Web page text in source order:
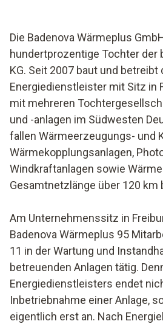
Die Badenova Wärmeplus
hundertprozentige Tochter der
KG. Seit 2007 baut und betreibt
Energiedienstleister mit Sitz in
mit mehreren
und -anlagen im Südwesten
fallen Wärmeerzeugungs- und
Wärmekopplungsanlagen,
Windkraftanlagen sowie
Gesamtnetzlänge über 120 km
Am Unternehmenssitz in
Badenova Wärmeplus 95
11 in der Wartung und
betreuenden Anlagen tätig.
Energiedienstleisters endet
Inbetriebnahme einer Anlage,
eigentlich erst an. Nach